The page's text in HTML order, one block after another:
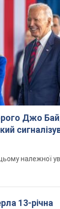
Джо
належної
13-річна